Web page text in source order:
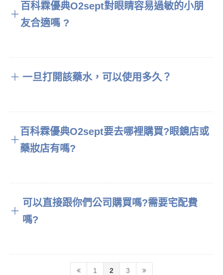
＋
百科霖優典O2sept對眼睛容易過敏的小朋
友合適嗎 ?
＋ 一旦打開該藥水，可以使用多久？
＋
百科霖優典O2sept要去哪裡購買?眼鏡店或
藥妝店有嗎?
＋
可以直接跟你們公司購買嗎?需要宅配費
嗎?
1 2 3